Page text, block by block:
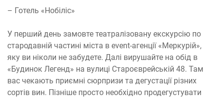
– Готель «Нобіліс»
У перший день замовте театралізовану екскурсію по
стародавній частині міста в event-агенції «Меркурій»,
яку ви ніколи не забудете. Далі вирушайте на обід в
«Будинок Легенд» на вулиці Староєврейській 48. Там
вас чекають приємні сюрпризи та дегустації різних
сортів вин. Пізніше просто необхідно продегустувати